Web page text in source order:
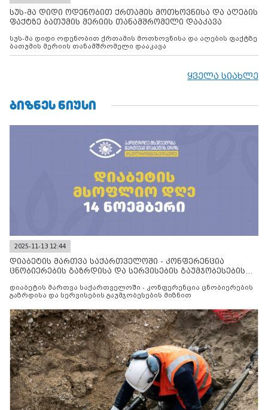
სუს-მა დიდი ოდენობით ქრთამის მოთხოვნისა და აღების
ფაქტზე ბათუმის მერიის თანამშრომელი დააკავა
სუს-მა დიდი ოდენობით ქრთამის მოთხოვნისა და აღების ფაქტზე
ბათუმის მერიის თანამშრომელი დააკავა
ყველა სიახლე
ᲑᲘᲖᲜᲔᲡ ᲜᲘᲣᲡᲘ
2025-11-13 12:44
დიაბეტის მართვა საქართველოში - კონფერენცია
ცნობიერების გაზრდისა და სერვისების გაუმჯობესების
დიაბეტის მართვა საქართველოში - კონფერენცია ცნობიერების
გაზრდისა და სერვისების გაუმჯობესების მიზნით